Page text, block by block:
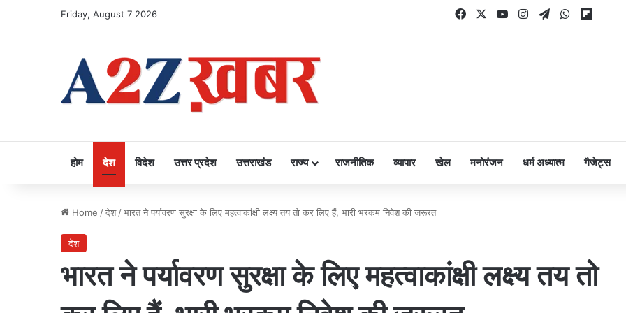
Friday, August 7 2026 FacebookYouTubeInstagram
TelegramWhatsApp
होम देश विदेश उत्तर प्रदेश उत्तराखंड राज्य राजनीतिक व्यापार खेल मनोरंजन धर्म अध्यात्म गैजेट्स
Home /देश /भारत ने पर्यावरण सुरक्षा के लिए महत्वाकांक्षी लक्ष्य तय तो कर लिए हैं, भारी भरकम निवेश की जरूरत
देश
भारत ने पर्यावरण सुरक्षा के लिए महत्वाकांक्षी लक्ष्य तय तो